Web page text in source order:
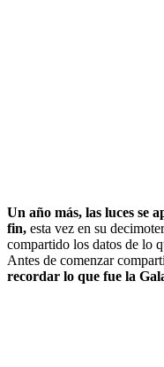
Un año más, las luces se
fin, esta vez en su
compartido los datos de lo
Antes de comenzar
recordar lo que fue la